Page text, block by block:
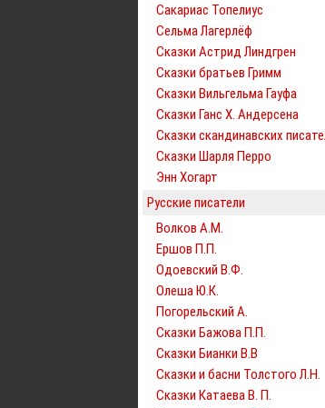
Сакариас Топелиус
Сельма Лагерлёф
Сказки Астрид Линдгрен
Сказки братьев Гримм
Сказки Вильгельма Гауфа
Сказки Ганс Х. Андерсена
Сказки скандинавских
Сказки Шарля Перро
Энн Хогарт
Русские писатели
Волков А.М.
Ершов П.П.
Одоевский В.Ф.
Олеша Ю.К.
Погорельский А.
Сказки Бажова П.П.
Сказки Бианки В.В
Сказки и басни Толстого Л.Н.
Сказки Катаева В. П.